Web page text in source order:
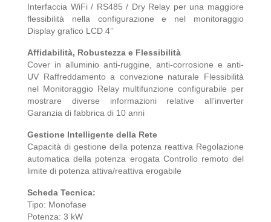
Interfaccia WiFi / RS485 / Dry Relay per una maggiore
flessibilità nella configurazione e nel monitoraggio
Display grafico LCD 4’’
Affidabilità, Robustezza e Flessibilità
Cover in alluminio anti-ruggine, anti-corrosione e anti-
UV Raffreddamento a convezione naturale Flessibilità
nel Monitoraggio Relay multifunzione configurabile per
mostrare diverse informazioni relative all’inverter
Garanzia di fabbrica di 10 anni
Gestione Intelligente della Rete
Capacità di gestione della potenza reattiva Regolazione
automatica della potenza erogata Controllo remoto del
limite di potenza attiva/reattiva erogabile
Scheda Tecnica:
Tipo: Monofase
Potenza: 3 kW